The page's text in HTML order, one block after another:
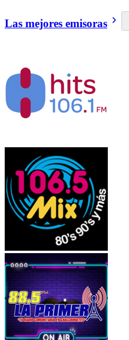
Las mejores emisoras